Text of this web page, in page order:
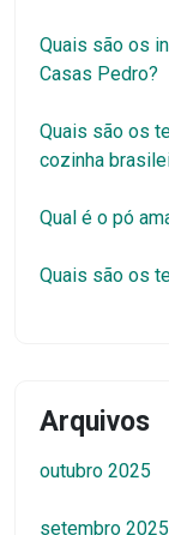
Quais são os
Casas Pedro?
Quais são os
cozinha
Qual é o pó
Quais são os
Arquivos
outubro 2025
setembro 2025